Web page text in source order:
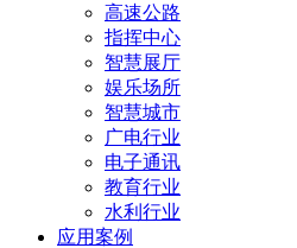
高速公路
指挥中心
智慧展厅
娱乐场所
智慧城市
广电行业
电子通讯
教育行业
水利行业
应用案例